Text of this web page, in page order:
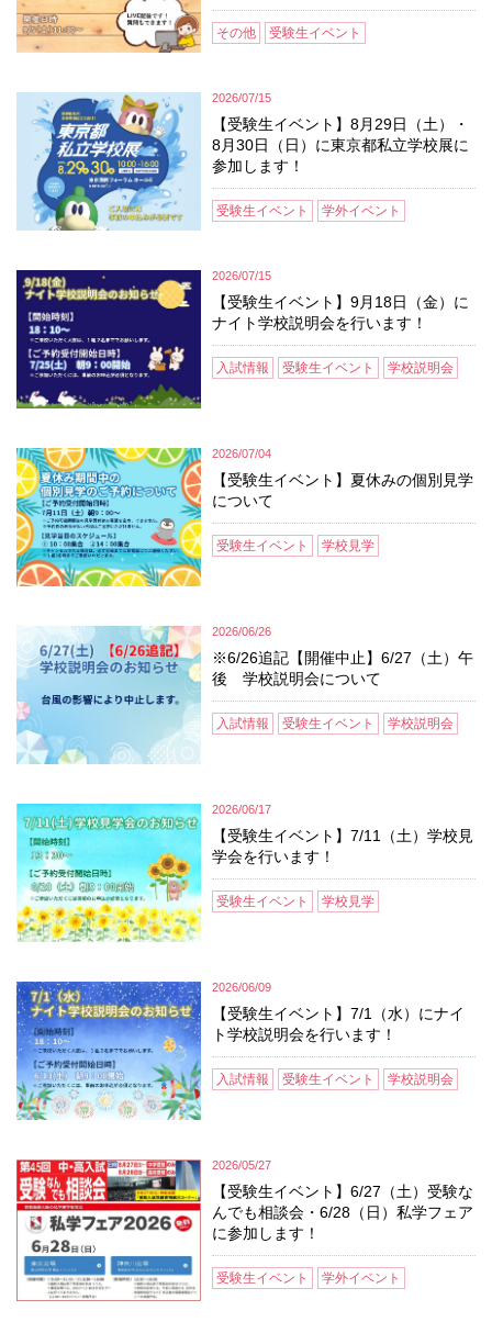
その他 受験生イベント
2026/07/15
【受験生イベント】8月29日（土）・
8月30日（日）に東京都私立学校展に
参加します！
受験生イベント 学外イベント
2026/07/15
【受験生イベント】9月18日（金）に
ナイト学校説明会を行います！
入試情報 受験生イベント 学校説明会
2026/07/04
【受験生イベント】夏休みの個別見学
について
受験生イベント 学校見学
2026/06/26
※6/26追記【開催中止】6/27（土）午
後 学校説明会について
入試情報 受験生イベント 学校説明会
2026/06/17
【受験生イベント】7/11（土）学校見
学会を行います！
受験生イベント 学校見学
2026/06/09
【受験生イベント】7/1（水）にナイ
ト学校説明会を行います！
入試情報 受験生イベント 学校説明会
2026/05/27
【受験生イベント】6/27（土）受験な
んでも相談会・6/28（日）私学フェア
に参加します！
受験生イベント 学外イベント